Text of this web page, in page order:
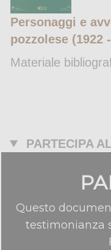
Personaggi e
pozzolese (1922
Materiale
PARTECIPA
Questo
testimonianza